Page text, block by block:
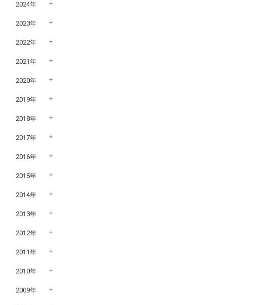
2024年
2023年
2022年
2021年
2020年
2019年
2018年
2017年
2016年
2015年
2014年
2013年
2012年
2011年
2010年
2009年